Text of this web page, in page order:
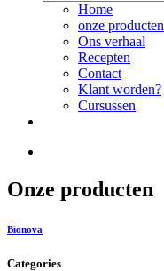
Home
onze producten
Ons verhaal
Recepten
Contact
Klant worden?
Cursussen
Onze producten
Bionova
Categories